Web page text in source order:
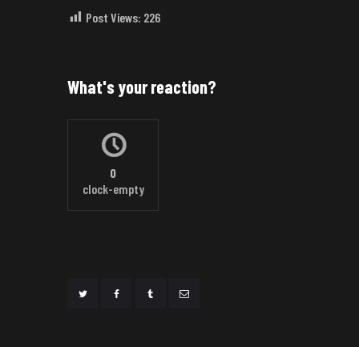
Post Views: 226
What's your reaction?
0
clock-empty